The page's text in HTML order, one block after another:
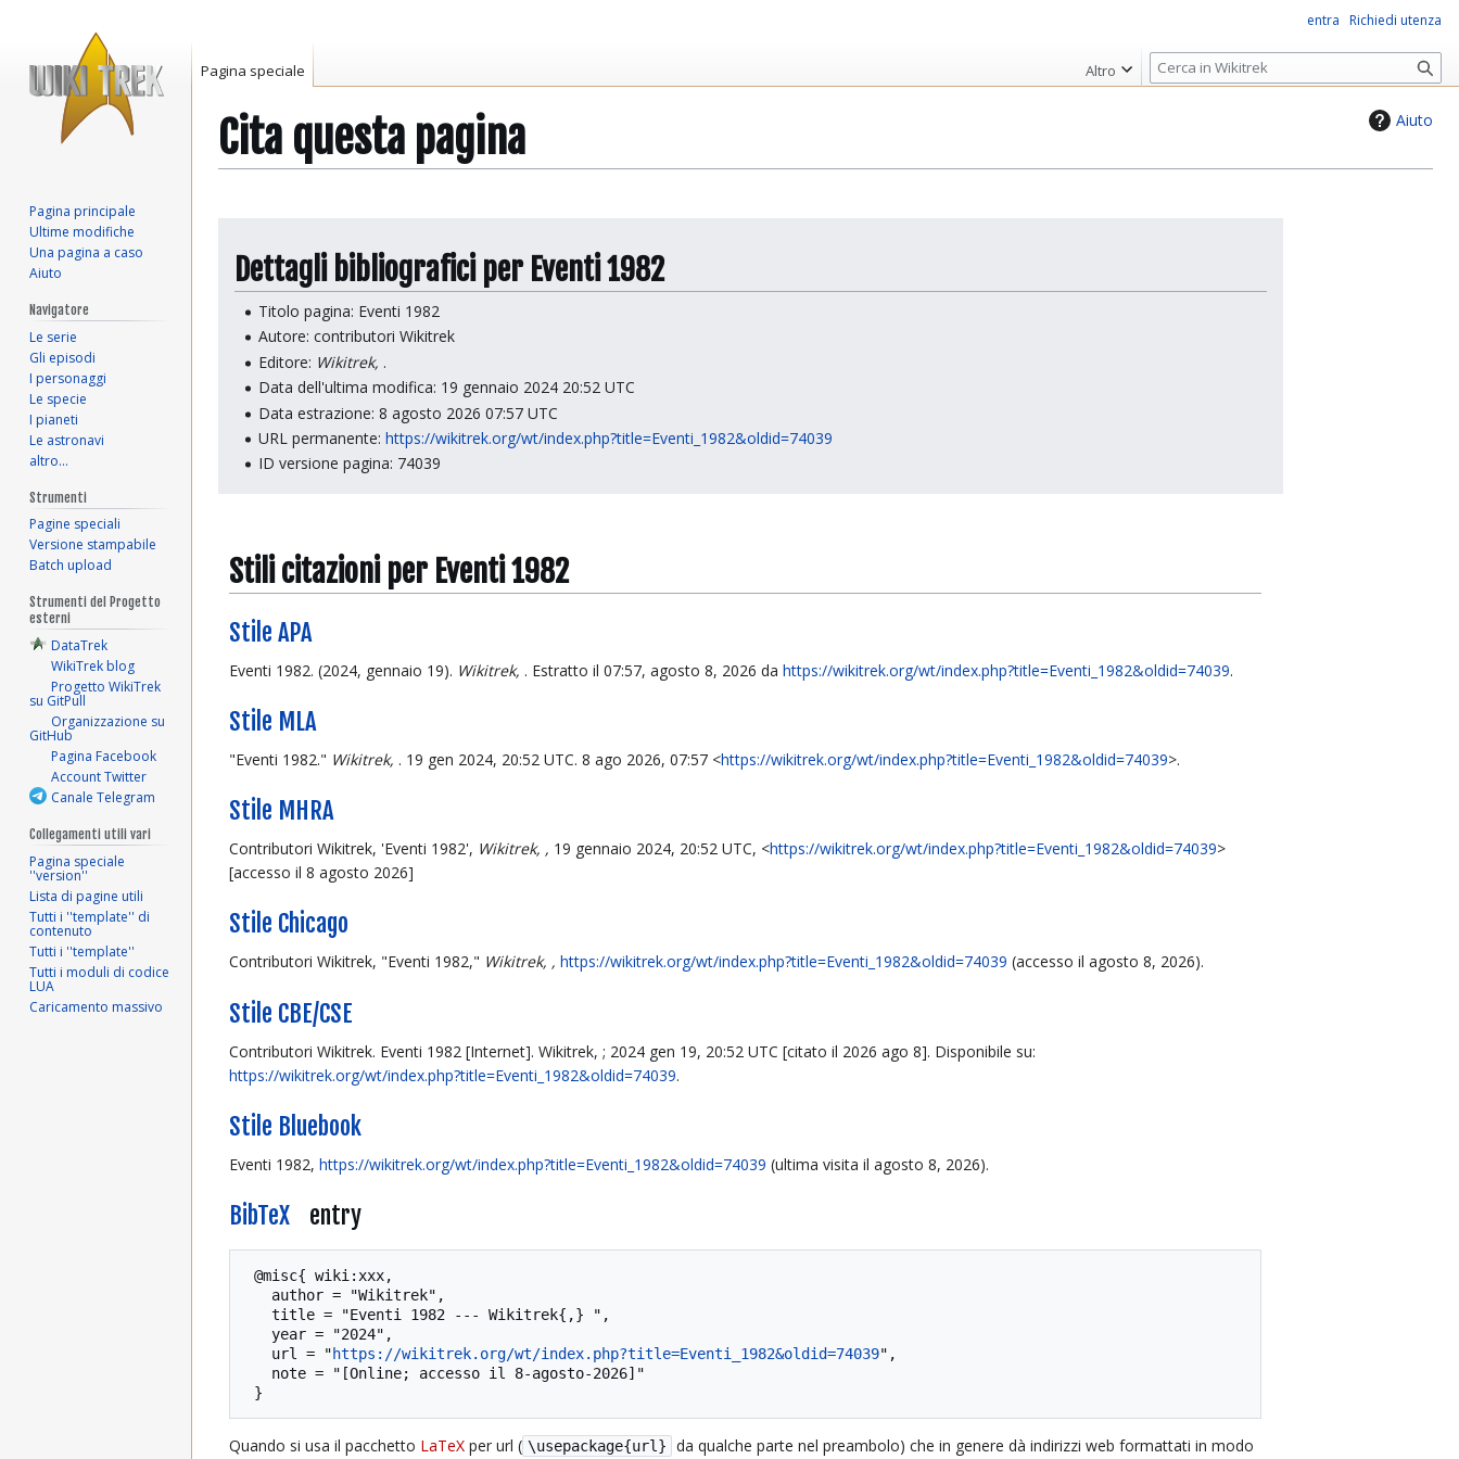
Aiuto
Cita questa pagina
alla
navigazione
alla
ricerca
Dettagli bibliografici per Eventi 1982
Titolo pagina: Eventi 1982
Autore: contributori Wikitrek
Editore: Wikitrek, .
Data dell'ultima modifica: 19 gennaio 2024 20:52 UTC
Data estrazione: 8 agosto 2026 07:57 UTC
URL permanente:https://wikitrek.org/wt/index.php?title=Eventi_1982&oldid=74039
ID versione pagina: 74039
Stili citazioni per Eventi 1982
Stile APA
Eventi 1982. (2024, gennaio 19). Wikitrek, . Estratto il 07:57, agosto 8, 2026 da https://wikitrek.org/wt/index.php?title=Eventi_1982&oldid=74039.
Stile MLA
"Eventi 1982." Wikitrek, . 19 gen 2024, 20:52 UTC. 8 ago 2026, 07:57 <https://wikitrek.org/wt/index.php?title=Eventi_1982&oldid=74039>.
Stile MHRA
Contributori Wikitrek, 'Eventi 1982', Wikitrek, , 19 gennaio 2024, 20:52 UTC, <https://wikitrek.org/wt/index.php?title=Eventi_1982&oldid=74039>
[accesso il 8 agosto 2026]
Stile Chicago
Contributori Wikitrek, "Eventi 1982," Wikitrek, , https://wikitrek.org/wt/index.php?title=Eventi_1982&oldid=74039 (accesso il agosto 8, 2026).
Stile CBE/CSE
Contributori Wikitrek. Eventi 1982 [Internet]. Wikitrek, ; 2024 gen 19, 20:52 UTC [citato il 2026 ago 8]. Disponibile su:
https://wikitrek.org/wt/index.php?title=Eventi_1982&oldid=74039.
Stile Bluebook
Eventi 1982, https://wikitrek.org/wt/index.php?title=Eventi_1982&oldid=74039 (ultima visita il agosto 8, 2026).
BibTeX entry
   url = "
https://wikitrek.org/wt/index.php?title=Eventi_1982&oldid=74039",
Quando si usa il pacchetto LaTeX per url ( \usepackage{url} da qualche parte nel preambolo) che in genere dà indirizzi web formattati in modo
entra Richiedi utenza
Pagina speciale Altro
R
i
r
Pagina principale
Ultime modifiche
Una pagina a caso
Aiuto
Navigatore
Le serie
Gli episodi
I personaggi
Le specie
I pianeti
Le astronavi
altro…
Strumenti
Pagine speciali
Versione stampabile
Batch upload
Strumenti del Progetto
esterni
DataTrek
WikiTrek blog
Progetto WikiTrek
su GitPull
Organizzazione su
GitHub
Pagina Facebook
Account Twitter
Canale Telegram
Collegamenti utili vari
Pagina speciale
''version''
Lista di pagine utili
Tutti i ''template'' di
contenuto
Tutti i ''template''
Tutti i moduli di codice
LUA
Caricamento massivo